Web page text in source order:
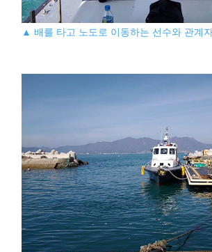
▲ 배를 타고 노도로 이동하는 선수와 관계자